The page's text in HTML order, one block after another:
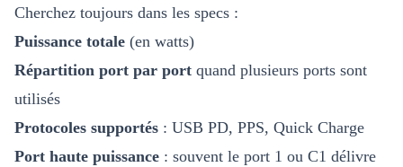
Cherchez toujours dans les specs :
Puissance totale (en watts)
Répartition port par port quand plusieurs ports sont
utilisés
Protocoles supportés : USB PD, PPS, Quick Charge
Port haute puissance : souvent le port 1 ou C1 délivre